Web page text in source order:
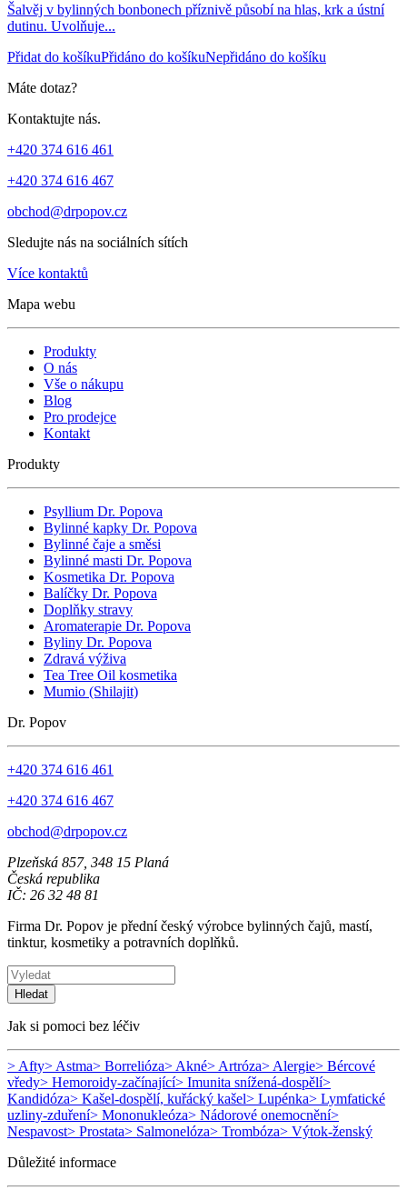
Šalvěj v bylinných bonbonech příznivě působí na hlas, krk a ústní
dutinu. Uvolňuje...
Přidat do košíkuPřidáno do košíkuNepřidáno do košíku
Máte dotaz?
Kontaktujte nás.
+420 374 616 461
+420 374 616 467
obchod@drpopov.cz
Sledujte nás na sociálních sítích
Více kontaktů
Mapa webu
Produkty
O nás
Vše o nákupu
Blog
Pro prodejce
Kontakt
Produkty
Psyllium Dr. Popova
Bylinné kapky Dr. Popova
Bylinné čaje a směsi
Bylinné masti Dr. Popova
Kosmetika Dr. Popova
Balíčky Dr. Popova
Doplňky stravy
Aromaterapie Dr. Popova
Byliny Dr. Popova
Zdravá výživa
Tea Tree Oil kosmetika
Mumio (Shilajit)
Dr. Popov
+420 374 616 461
+420 374 616 467
obchod@drpopov.cz
Plzeňská 857, 348 15 Planá
Česká republika
IČ: 26 32 48 81
Firma Dr. Popov je přední český výrobce bylinných čajů, mastí,
tinktur, kosmetiky a potravních doplňků.
Hledat
Jak si pomoci bez léčiv
> Afty> Astma> Borrelióza> Akné> Artróza> Alergie> Bércové
vředy> Hemoroidy-začínající> Imunita snížená-dospělí>
Kandidóza> Kašel-dospělí, kuřácký kašel> Lupénka> Lymfatické
uzliny-zduření> Mononukleóza> Nádorové onemocnění>
Nespavost> Prostata> Salmonelóza> Trombóza> Výtok-ženský
Důležité informace